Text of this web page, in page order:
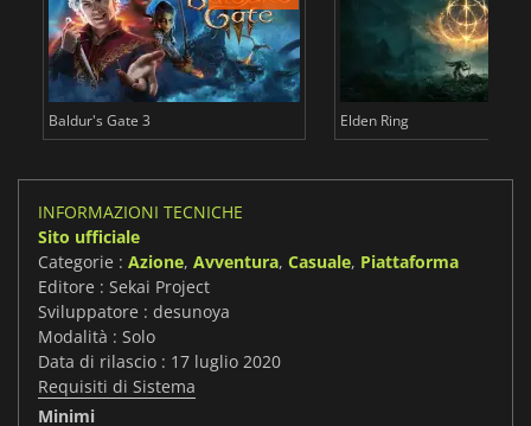
Baldur's Gate 3 Elden Ring
INFORMAZIONI TECNICHE
Sito ufficiale
Categorie : Azione, Avventura, Casuale, Piattaforma
Editore : Sekai Project
Sviluppatore : desunoya
Modalità : Solo
Data di rilascio : 17 luglio 2020
Requisiti di Sistema
Minimi